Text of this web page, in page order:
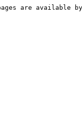
are available